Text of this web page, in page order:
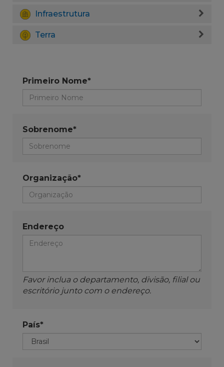
Infraestrutura
Terra
Primeiro Nome*
Sobrenome*
Organização*
Endereço
Favor inclua o departamento, divisão, filial ou
escritório junto com o endereço.
País*